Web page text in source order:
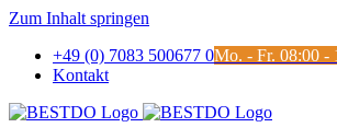
Zum Inhalt springen
+49 (0) 7083 500677 0Mo. - Fr. 08:00 -
Kontakt